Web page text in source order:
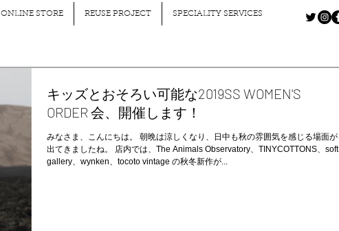
ONLINE STORE REUSE PROJECT SPECIALITY SERVICES
キッズとおそろい可能な2019SS WOMEN'S
ORDER 会、開催します！
みなさま、こんにちは。 朝晩は涼しくなり、日中も秋の雰囲気を感じる場面が
出てきましたね。 店内では、The Animals Observatory、TINYCOTTONS、soft
gallery、wynken、tocoto vintage の秋冬新作が...